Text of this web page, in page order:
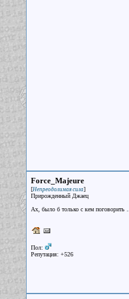
Force_Majeure
[Непреодолимая сила]
Прирожденный Джаец
Ах, было б только с кем поговорить ...
Пол:
Репутация: +526